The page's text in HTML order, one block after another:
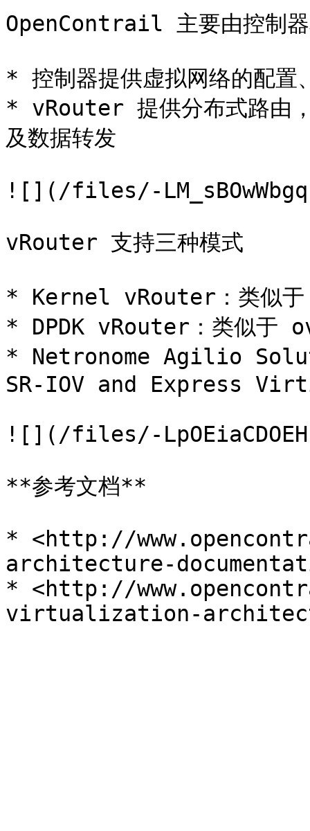
OpenContrail 主要由控制
* 控制器提供虚拟网络的配置
* vRouter 提供分布式路由，
及数据转发
![](/files/-
vRouter 支持三种模式
* Kernel vRouter：类似于
* DPDK vRouter：类似于
* Netronome Agilio
SR-IOV and Express
![](/files/-
**参考文档**
* <http://
architecture-
* <http://